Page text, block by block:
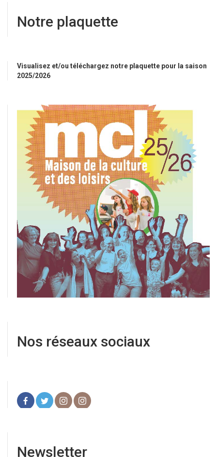
Notre plaquette
Visualisez et/ou téléchargez notre plaquette pour la saison
2025/2026
Nos réseaux sociaux
Newsletter